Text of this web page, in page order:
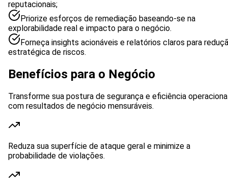
reputacionais;
Priorize esforços de remediação baseando-se na
explorabilidade real e impacto para o negócio.
Forneça insights acionáveis e relatórios claros para
estratégica de riscos.
Benefícios para o Negócio
Transforme sua postura de segurança e eficiência
com resultados de negócio mensuráveis.
Reduza sua superfície de ataque geral e minimize a
probabilidade de violações.